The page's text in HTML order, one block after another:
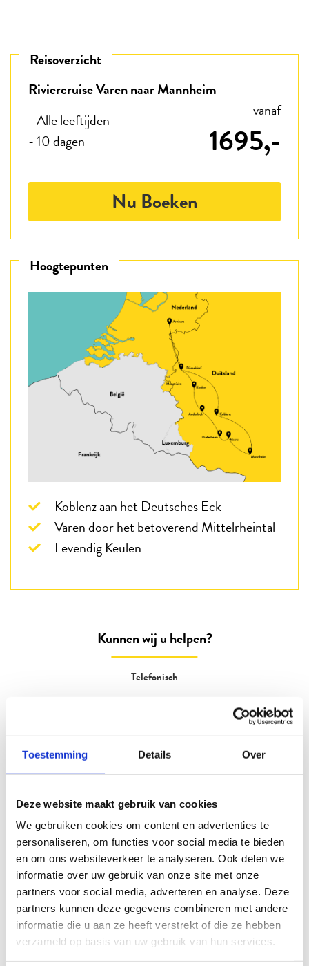
Toestemming Details Over
Deze website maakt gebruik van cookies
We gebruiken cookies om content en advertenties te
personaliseren, om functies voor social media te bieden
en om ons websiteverkeer te analyseren. Ook delen we
informatie over uw gebruik van onze site met onze
partners voor social media, adverteren en analyse. Deze
partners kunnen deze gegevens combineren met andere
informatie die u aan ze heeft verstrekt of die ze hebben
verzameld op basis van uw gebruik van hun services.
Reisoverzicht
Riviercruise Varen naar Mannheim
- Alle leeftijden
- 10 dagen
vanaf
1695,-
Nu Boeken
Hoogtepunten
Koblenz aan het Deutsches Eck
Varen door het betoverend Mittelrheintal
Levendig Keulen
Kunnen wij u helpen?
Telefonisch
Op werkdagen bereikbaar tot 15:00 uur (woensdag en vrijdag tot 13:00)
Email
Info@beter-uit.nl
Zo bent u echt Beter Uit
45 jaar vertrouwd
Reizen in eigen sfeer
Ontmoeting en verbinding
Enthousiaste reisleiders
Goed verzekerd op reis